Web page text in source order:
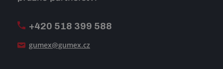
+420 518 399 588
gumex@gumex.cz
Firemní časopis Géčko